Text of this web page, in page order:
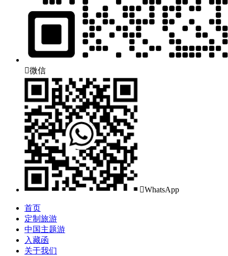
微信
WhatsApp
首页
定制旅游
中国主题游
入藏函
关于我们